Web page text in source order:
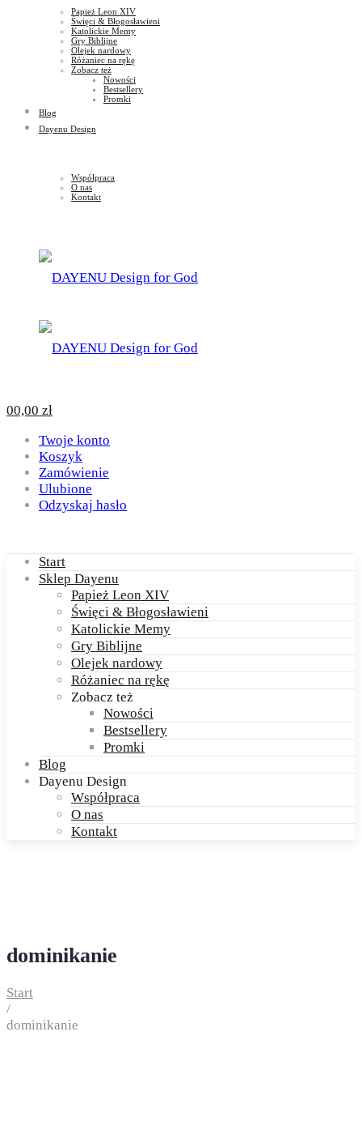
Papież Leon XIV
Święci & Błogosławieni
Katolickie Memy
Gry Biblijne
Olejek nardowy
Różaniec na rękę
Zobacz też
Nowości
Bestsellery
Promki
Blog
Dayenu Design
Współpraca
O nas
Kontakt
00,00 zł
Twoje konto
Koszyk
Zamówienie
Ulubione
Odzyskaj hasło
Start
Sklep Dayenu
Papież Leon XIV
Święci & Błogosławieni
Katolickie Memy
Gry Biblijne
Olejek nardowy
Różaniec na rękę
Zobacz też
Nowości
Bestsellery
Promki
Blog
Dayenu Design
Współpraca
O nas
Kontakt
dominikanie
Start
/
dominikanie